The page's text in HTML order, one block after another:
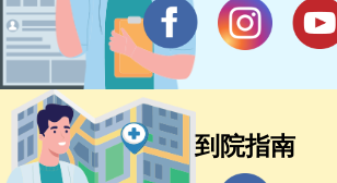
到院指南